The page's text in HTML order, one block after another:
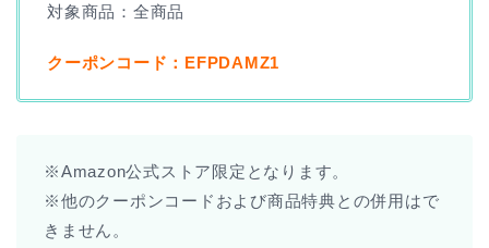
対象商品：全商品
クーポンコード： EFPDAMZ1
※Amazon公式ストア限定となります。
※他のクーポンコードおよび商品特典との併用はで
きません。